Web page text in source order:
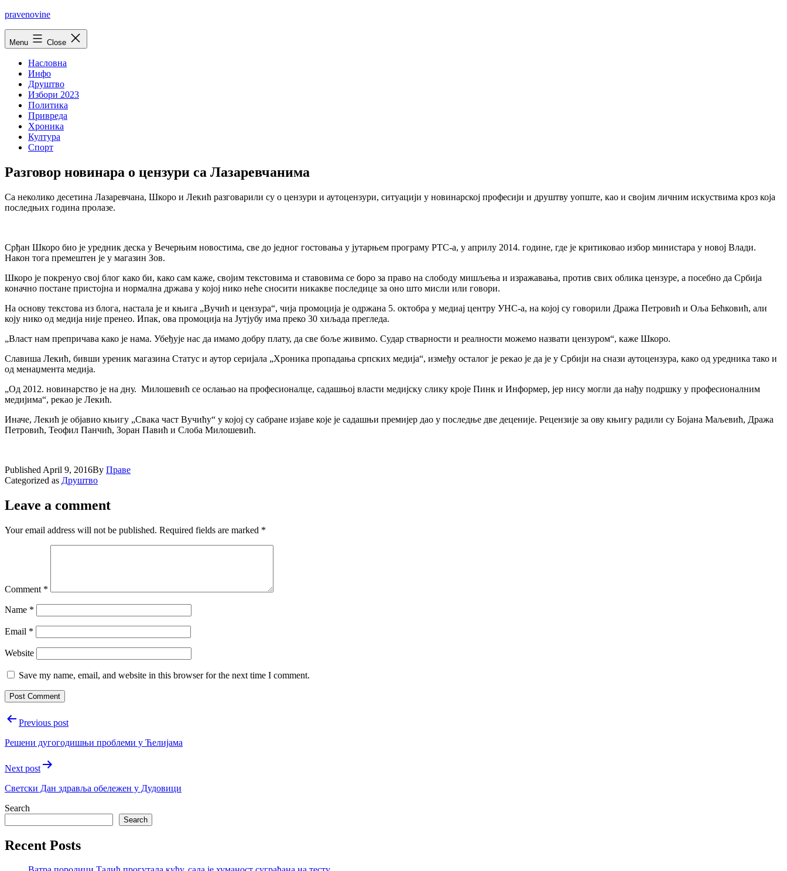
Skip
pravenovine
Menu Close
Насловна
Инфо
Друштво
Избори 2023
Политика
Привреда
Хроника
Култура
Спорт
Разговор новинара о цензури са Лазаревчанима
Са неколико десетина Лазаревчана, Шкоро и Лекић разговарили су о цензури и аутоцензури, ситуацији у новинарској професији и друштву уопште, као и својим личним искуствима кроз која
последњих година пролазе.
Срђан Шкоро био је уредник деска у Вечерњим новостима, све до једног гостовања у јутарњем програму РТС-а, у априлу 2014. године, где је критиковао избор министара у новој Влади.
Након тога премештен је у магазин Зов.
Шкоро је покренуо свој блог како би, како сам каже, својим текстовима и ставовима се боро за право на слободу мишљења и изражавања, против свих облика цензуре, а посебно да Србија
коначно постане пристојна и нормална држава у којој нико неће сносити никакве последице за оно што мисли или говори.
На основу текстова из блога, настала је и књига „Вучић и цензура“, чија промоција је одржана 5. октобра у медиај центру УНС-а, на којој су говорили Дража Петровић и Оља Бећковић, али
коју нико од медија није пренео. Ипак, ова промоција на Јутјубу има преко 30 хиљада прегледа.
„Власт нам препричава како је нама. Убеђује нас да имамо добру плату, да све боље живимо. Судар стварности и реалности можемо назвати цензуром“, каже Шкоро.
Славиша Лекић, бивши уреник магазина Статус и аутор серијала „Хроника пропадања српских медија“, између осталог је рекао је да је у Србији на снази аутоцензура, како од уредника тако и
од менаџмента медија.
„Од 2012. новинарство је на дну. Милошевић се ослањао на професионалце, садашњој власти медијску слику кроје Пинк и Информер, јер нису могли да нађу подршку у професионалним
медијима“, рекао је Лекић.
Иначе, Лекић је објавио књигу „Свака част Вучићу“ у којој су сабране изјаве које је садашњи премијер дао у последње две деценије. Рецензије за ову књигу радили су Бојана Маљевић, Дража
Петровић, Теофил Панчић, Зоран Павић и Слоба Милошевић.
Published April 9, 2016By Праве
Categorized as Друштво
Leave a comment
Your email address will not be published. Required fields are marked *
Comment *
Name *
Email *
Website
Save my name, email, and website in this browser for the next time I comment.
PostPrevious post
Решени дугогодишњи проблеми у Ћелијама
Next post
Светски Дан здравља обележен у Дудовици
Search
Search
Recent Posts